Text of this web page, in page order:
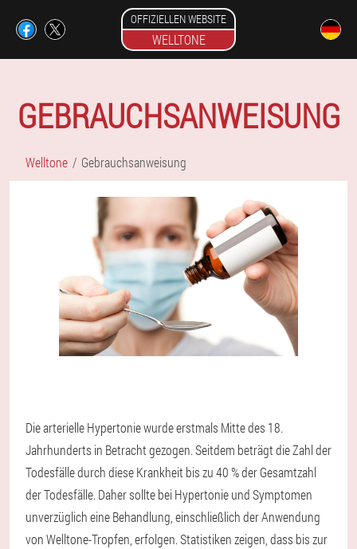
OFFIZIELLEN WEBSITE
WELLTONE
GEBRAUCHSANWEISUNG
Welltone Gebrauchsanweisung
Die arterielle Hypertonie wurde erstmals Mitte des 18.
Jahrhunderts in Betracht gezogen. Seitdem beträgt die Zahl der
Todesfälle durch diese Krankheit bis zu 40 % der Gesamtzahl
der Todesfälle. Daher sollte bei Hypertonie und Symptomen
unverzüglich eine Behandlung, einschließlich der Anwendung
von Welltone-Tropfen, erfolgen. Statistiken zeigen, dass bis zur